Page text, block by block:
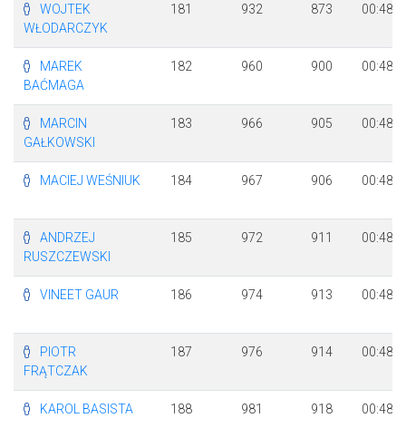
WOJTEK
WŁODARCZYK
181 932 873
MAREK
BAĆMAGA
182 960 900
MARCIN
GAŁKOWSKI
183 966 905
MACIEJ WEŚNIUK 184 967 906
ANDRZEJ
RUSZCZEWSKI
185 972 911
VINEET GAUR 186 974 913
PIOTR
FRĄTCZAK
187 976 914
KAROL BASISTA 188 981 918